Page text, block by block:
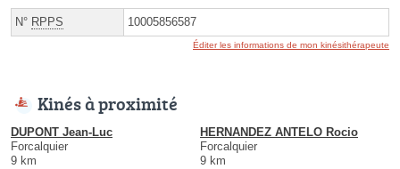
N° RPPS 10005856587
Éditer les informations de mon kinésithérapeute
Kinés à proximité
DUPONT Jean-Luc
Forcalquier
9 km
HERNANDEZ ANTELO Rocio
Forcalquier
9 km